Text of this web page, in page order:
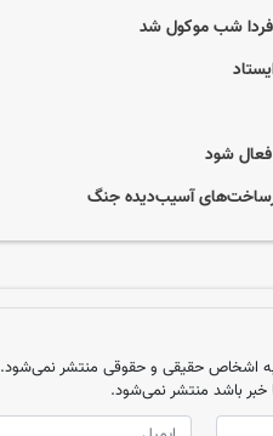
شب موکول شد
فعال شود
آسیب‌دیده جنگ
اشخاص حقیقی و حقوقی منتشر نمی‌شود.
خبر باشد منتشر نمی‌شود.